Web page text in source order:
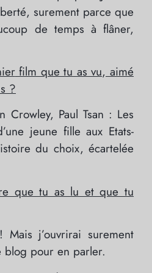
surement parce que
de temps à flâner,
film que tu as vu, aimé
?
Crowley, Paul Tsan : Les
jeune fille aux Etats-
du choix, écartelée
que tu as lu et que tu
j’ouvrirai surement
pour en parler.